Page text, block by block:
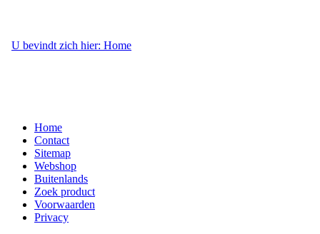
U bevindt zich hier: Home
Home
Contact
Sitemap
Webshop
Buitenlands
Zoek product
Voorwaarden
Privacy